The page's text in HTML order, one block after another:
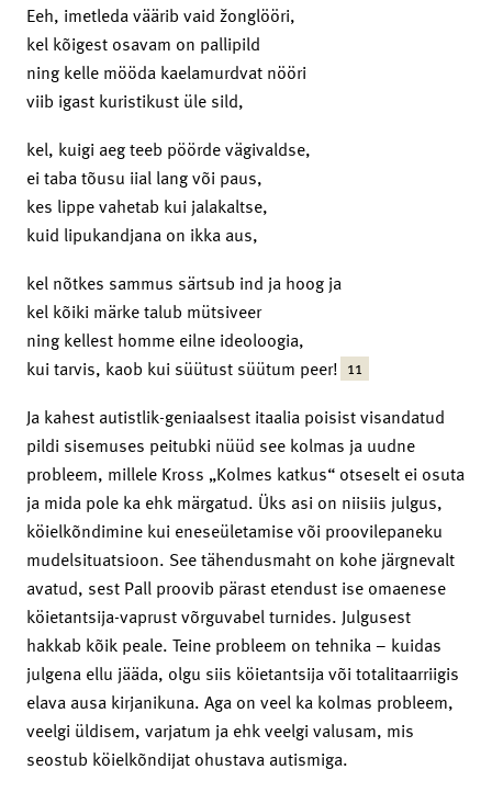
Eeh, imetleda väärib vaid žonglööri,
kel kõigest osavam on pallipild
ning kelle mööda kaelamurdvat nööri
viib igast kuristikust üle sild,
kel, kuigi aeg teeb pöörde vägivaldse,
ei taba tõusu iial lang või paus,
kes lippe vahetab kui jalakaltse,
kuid lipukandjana on ikka aus,
kel nõtkes sammus särtsub ind ja hoog ja
kel kõiki märke talub mütsiveer
ning kellest homme eilne ideoloogia,
kui tarvis, kaob kui süütust süütum peer! 11
Ja kahest autistlik-geniaalsest itaalia poisist visandatud
pildi sisemuses peitubki nüüd see kolmas ja uudne
probleem, millele Kross „Kolmes katkus“ otseselt ei osuta
ja mida pole ka ehk märgatud. Üks asi on niisiis julgus,
köielkõndimine kui eneseületamise või proovilepaneku
mudelsituatsioon. See tähendusmaht on kohe järgnevalt
avatud, sest Pall proovib pärast etendust ise omaenese
köietantsija-vaprust võrguvabel turnides. Julgusest
hakkab kõik peale. Teine probleem on tehnika – kuidas
julgena ellu jääda, olgu siis köietantsija või totalitaarriigis
elava ausa kirjanikuna. Aga on veel ka kolmas probleem,
veelgi üldisem, varjatum ja ehk veelgi valusam, mis
seostub köielkõndijat ohustava autismiga.